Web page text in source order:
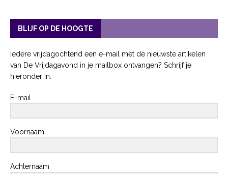
BLIJF OP DE HOOGTE
Iedere vrijdagochtend een e-mail met de nieuwste artikelen
van De Vrijdagavond in je mailbox ontvangen? Schrijf je
hieronder in.
E-mail
Voornaam
Achternaam